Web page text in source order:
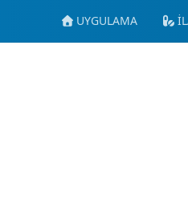
UYGULAMA